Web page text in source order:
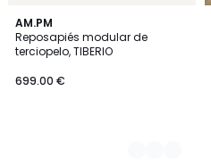
AM.PM
Reposapiés modular de
terciopelo, TIBERIO
699.00 €
14
Colores